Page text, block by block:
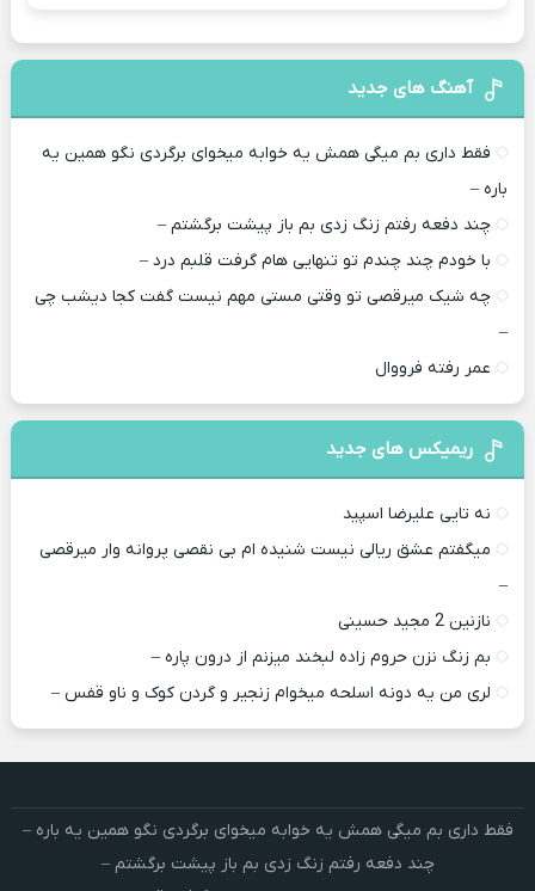
آهنگ های جدید
فقط داری بم میگی همش یه خوابه میخوای برگردی نگو همین یه
باره –
چند دفعه رفتم زنگ زدی بم باز پیشت برگشتم –
با خودم چند چندم تو تنهایی هام گرفت قلبم درد –
چه شیک میرقصی تو وقتی مستی مهم نیست گفت کجا دیشب چی
–
عمر رفته فرووال
ریمیکس های جدید
نه تایی علیرضا اسپید
میگفتم عشق ریالی نیست شنیده ام بی نقصی پروانه وار میرقصی
–
نازنین 2 مجید حسینی
بم زنگ نزن حروم زاده لبخند میزنم از درون پاره –
لری من یه دونه اسلحه میخوام زﻧﺠﻴﺮ و ﮔﺮدن ﻛﻮک و ﻧﺎو ﻗﻔﺲ –
فقط داری بم میگی همش یه خوابه میخوای برگردی نگو همین یه باره –
چند دفعه رفتم زنگ زدی بم باز پیشت برگشتم –